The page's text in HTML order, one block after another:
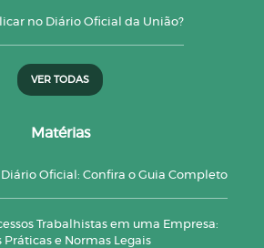
no Diário Oficial da União?
VER TODAS
Matérias
Oficial: Confira o Guia Completo
Trabalhistas em uma Empresa:
Práticas e Normas Legais